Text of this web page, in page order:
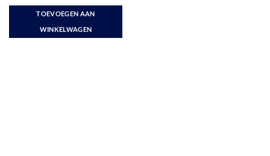
was:
€ 1.152,25.
is:
€ 877,50.
TOEVOEGEN AAN
WINKELWAGEN